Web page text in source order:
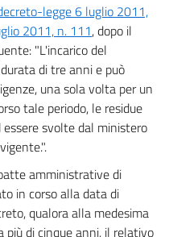
legge 6 luglio 2011,
2011, n. 111, dopo il
"L'incarico del
di tre anni e può
una sola volta per un
tale periodo, le residue
svolte dal ministero
amministrative di
in corso alla data di
qualora alla medesima
più di cinque anni, il relativo